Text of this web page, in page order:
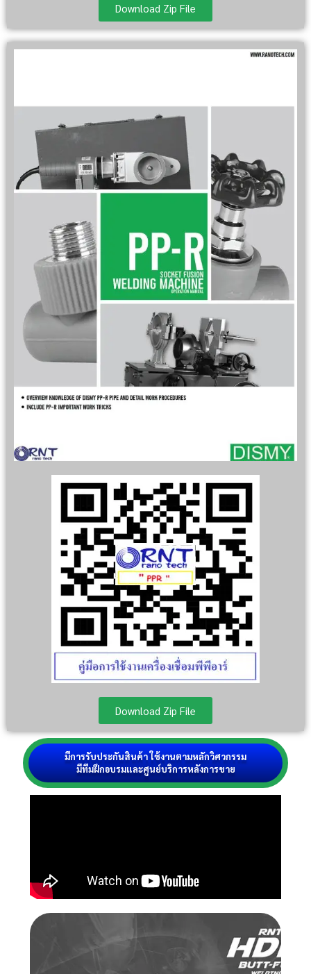
Download Zip File
Download Zip File
มีการรับประกันสินค้า ใช้งานตามหลักวิศวกรรม
มีทีมฝึกอบรมและศูนย์บริการหลังการขาย